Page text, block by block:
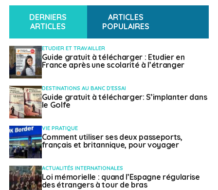
DERNIERS
ARTICLES
ARTICLES
POPULAIRES
ETUDIER ET TRAVAILLER
Guide gratuit à télécharger : Etudier en
France après une scolarité à l’étranger
DESTINATIONS AU BANC D'ESSAI
Guide gratuit à télécharger: S’implanter dans
le Golfe
VIE PRATIQUE
Comment utiliser ses deux passeports,
français et britannique, pour voyager
ACTUALITÉS INTERNATIONALES
Loi mémorielle : quand l’Espagne régularise
des étrangers à tour de bras